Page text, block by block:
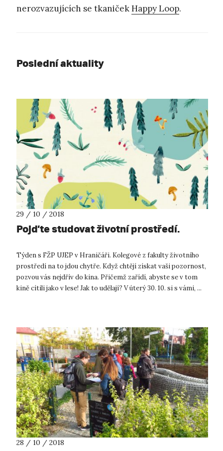
nerozvazujících se tkaničekHappy Loop.
Poslední aktuality
29 / 10 / 2018
Pojďte studovat životní prostředí.
Týden s FŽP UJEP v Hraničáři. Kolegové z fakulty životního
prostředí na to jdou chytře. Když chtějí získat vaši pozornost,
pozvou vás nejdřív do kina. Přičemž zařídí, abyste se v tom
kině cítili jako v lese! Jak to udělají? V úterý 30. 10. si s vámi, ...
28 / 10 / 2018